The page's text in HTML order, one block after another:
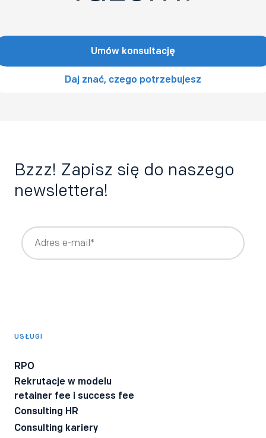
Umów konsultację
Daj znać, czego potrzebujesz
Bzzz! Zapisz się do naszego
newslettera!
branży.
Wyrażam zgodę na przetwarzanie moich danych osobowych
USŁUGI
RPO
Rekrutacje w modelu
retainer fee i success fee
Consulting HR
Consulting kariery